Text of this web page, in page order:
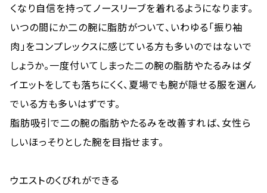
くなり自信を持ってノースリーブを着れるようになります。
いつの間にか二の腕に脂肪がついて、いわゆる「振り袖
肉」をコンプレックスに感じている方も多いのではないで
しょうか。一度付いてしまった二の腕の脂肪やたるみはダ
イエットをしても落ちにくく、夏場でも腕が隠せる服を選ん
でいる方も多いはずです。
脂肪吸引で二の腕の脂肪やたるみを改善すれば、女性ら
しいほっそりとした腕を目指せます。
ウエストのくびれができる